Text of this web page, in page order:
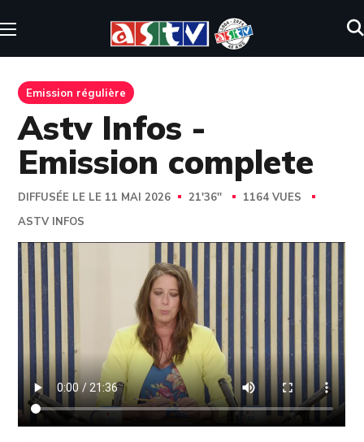
Emission régulière
Astv Infos -
Emission complete
DIFFUSÉE LE LE 11 MAI 2026 21'36''
1164 VUES
ASTV INFOS